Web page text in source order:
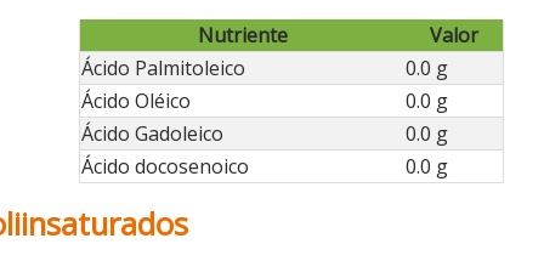
Nutriente
Valor
Ácido Palmitoleico
0.0 g
Ácido Oléico
0.0 g
Ácido Gadoleico
0.0 g
Ácido docosenoico
0.0 g